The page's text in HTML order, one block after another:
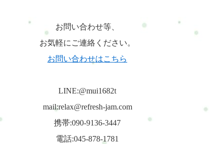
お問い合わせ等、
お気軽にご連絡ください。
お問い合わせはこちら
LINE:@mui1682t
mail:relax@refresh-jam.com
携帯:090-9136-3447
電話:045-878-1781